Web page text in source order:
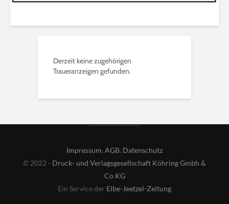
Derzeit keine zugehörigen
Traueranzeigen gefunden.
Impressum, AGB, Datenschutz
© 2022 - Druck- und Verlagsgesellschaft Köhring Gmbh &
Co KG
Ein Service der Elbe-Jeetzel-Zeitung